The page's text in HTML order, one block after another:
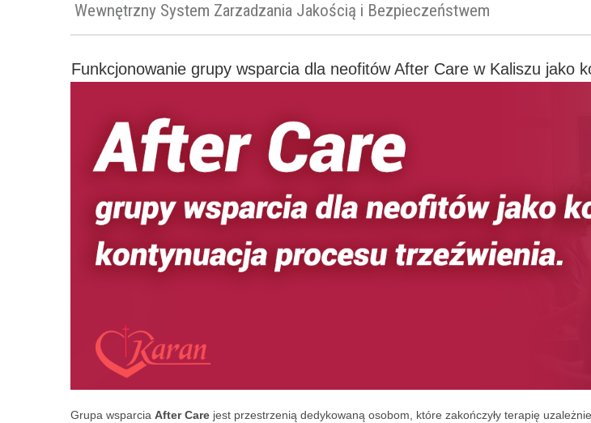
Wewnętrzny System Zarzadzania Jakością i Bezpieczeństwem
Funkcjonowanie grupy wsparcia dla neofitów After Care w Kaliszu jako
Grupa wsparcia After Care jest przestrzenią dedykowaną osobom, które zakończyły terapię